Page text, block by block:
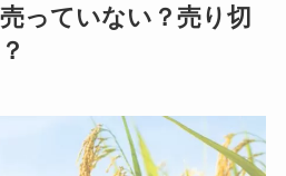
っていない？売り切